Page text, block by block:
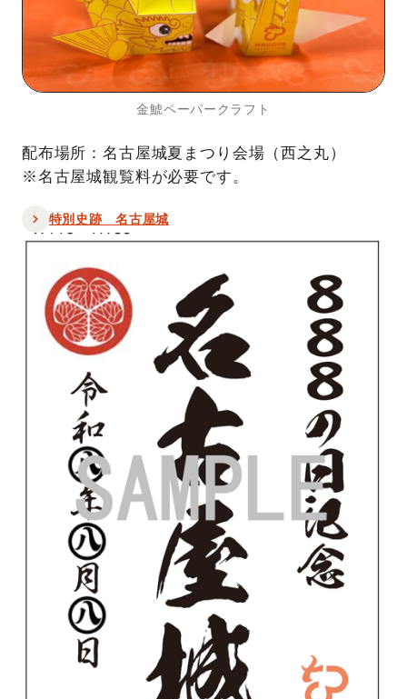
金鯱ペーパークラフト
配布場所：名古屋城夏まつり会場（西之丸）
※名古屋城観覧料が必要です。
特別史跡 名古屋城